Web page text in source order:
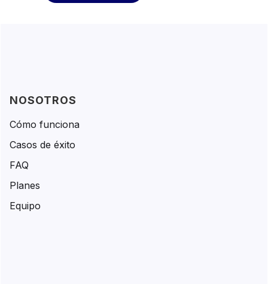
NOSOTROS
Cómo funciona
Casos de éxito
FAQ
Planes
Equipo